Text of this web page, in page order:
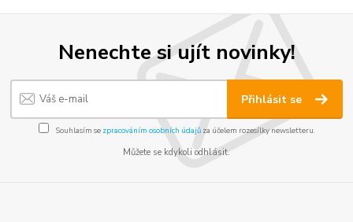
Nenechte si ujít novinky!
Přihlásit se
Souhlasím se zpracováním osobních údajůza účelem rozesílky newsletteru.
Můžete se kdykoli odhlásit.